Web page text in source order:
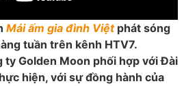
Mái ấm gia đình Việtphát sóng
tuần trên kênh HTV7.
ty Golden Moon phối hợp với Đài
hiện, với sự đồng hành của